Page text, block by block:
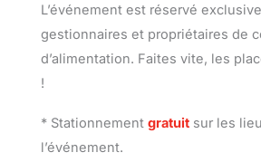
L’événement est réservé
gestionnaires et propriétaires de
d’alimentation. Faites vite, les
!
* Stationnement gratuitsur les
l’événement.